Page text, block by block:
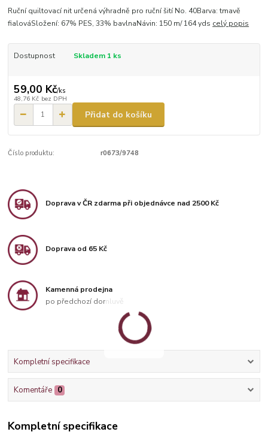
Ruční quiltovací nit určená výhradně pro ruční šití No. 40Barva: tmavě
fialováSložení: 67% PES, 33% bavlnaNávin: 150 m/ 164 yds celý popis
Dostupnost Skladem 1 ks
59,00 Kč/ks
48,76 Kč bez DPH
Přidat do košíku
Číslo produktu: r0673/9748
Doprava v ČR zdarma při objednávce nad 2500 Kč
Doprava od 65 Kč
Kamenná prodejna
po předchozí domluvě
Kompletní specifikace
Komentáře 0
Kompletní specifikace